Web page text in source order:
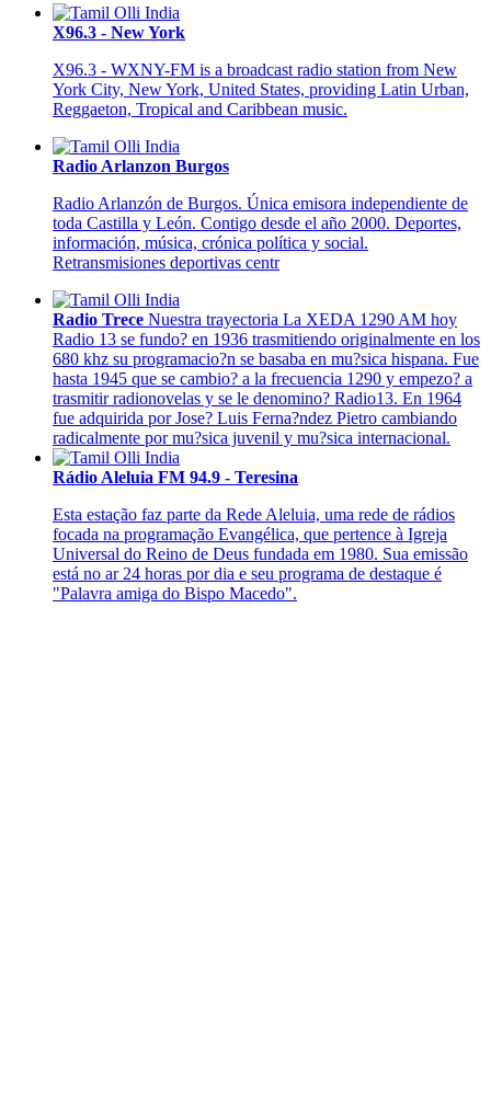
X96.3 - New York
X96.3 - WXNY-FM is a broadcast radio station from New
York City, New York, United States, providing Latin Urban,
Reggaeton, Tropical and Caribbean music.
Radio Arlanzon Burgos
Radio Arlanzón de Burgos. Única emisora independiente de
toda Castilla y León. Contigo desde el año 2000. Deportes,
información, música, crónica política y social.
Retransmisiones deportivas centr
Radio Trece Nuestra trayectoria La XEDA 1290 AM hoy
Radio 13 se fundo? en 1936 trasmitiendo originalmente en los
680 khz su programacio?n se basaba en mu?sica hispana. Fue
hasta 1945 que se cambio? a la frecuencia 1290 y empezo? a
trasmitir radionovelas y se le denomino? Radio13. En 1964
fue adquirida por Jose? Luis Ferna?ndez Pietro cambiando
radicalmente por mu?sica juvenil y mu?sica internacional.
Rádio Aleluia FM 94.9 - Teresina
Esta estação faz parte da Rede Aleluia, uma rede de rádios
focada na programação Evangélica, que pertence à Igreja
Universal do Reino de Deus fundada em 1980. Sua emissão
está no ar 24 horas por dia e seu programa de destaque é
"Palavra amiga do Bispo Macedo".